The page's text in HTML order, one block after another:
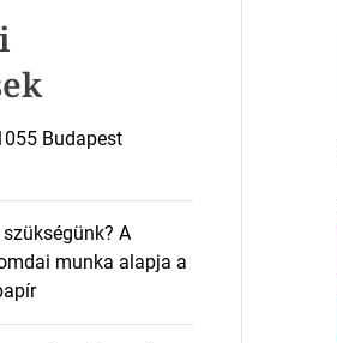
Budapest
A
munka alapja a